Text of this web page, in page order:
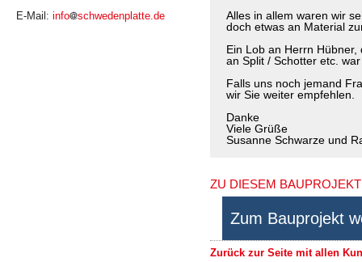
E-Mail: info schwedenplatte.de
Alles in allem waren wir
doch etwas an Material
Ein Lob an Herrn
an Split / Schotter etc.
Falls uns noch jemand
wir Sie weiter empfehlen.
Danke
Viele Grüße
Susanne Schwarze und
ZU DIESEM
Zum Bauprojekt
Zurück zur Seite mit allen